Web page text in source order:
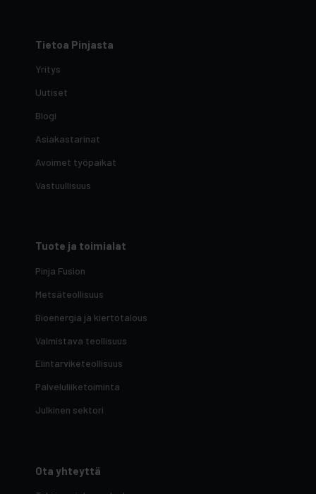
Tietoa Pinjasta
Yritys
Uutiset
Blogi
Asiakastarinat
Avoimet työpaikat
Vastuullisuus
Tuote ja toimialat
Pinja Fusion
Metsäteollisuus
Bioenergia ja kiertotalous
Valmistava teollisuus
Elintarviketeollisuus
Palveluliiketoiminta
Julkinen sektori
Ota yhteyttä